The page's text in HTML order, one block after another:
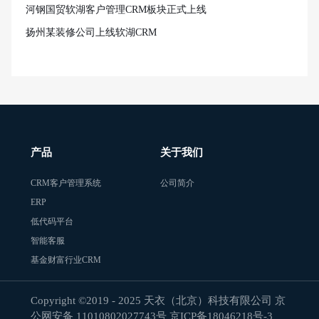
河钢国贸软湖客户管理CRM板块正式上线
扬州某装修公司上线软湖CRM
产品
CRM客户管理系统
ERP
低代码平台
智能客服
基金财富行业CRM
关于我们
公司简介
Copyright ©2019 - 2025 天衣（北京）科技有限公司 京
公网安备 11010802027743号 京ICP备18046218号-3